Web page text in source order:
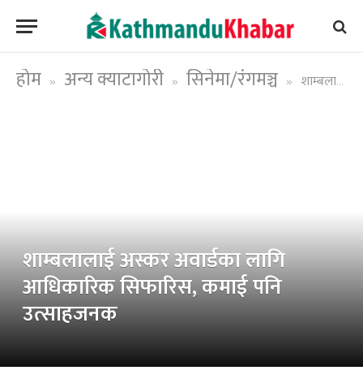
होम » अन्य क्याटागोरी » सिनेमा/रंगमञ्च » शाम्बलालाई अस्कर अवार्डका लागि आधिकारिक सिफारिस, कमाई पनि उत्साहजनक
शाम्बलालाई अस्कर अवार्डका लागि
आधिकारिक सिफारिस, कमाई पनि
उत्साहजनक